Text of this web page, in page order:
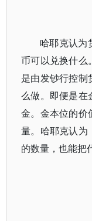
哈耶克认为
币可以兑换什么
是由发钞行控制
么做。即便是在
金。金本位的价
量。哈耶克认为
的数量，也能把